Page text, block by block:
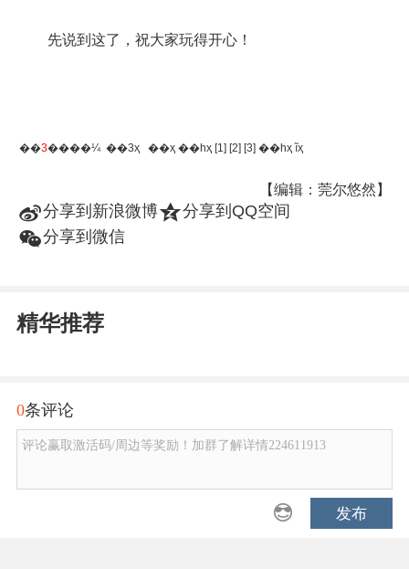
先说到这了，祝大家玩得开心！
��3����¼ ��3ҳ ��ҳ ��һҳ [1] [2] [3] ��һҳ ĩҳ
【编辑：莞尔悠然】
t分享到新浪微博z分享到QQ空间
w分享到微信
精华推荐
0条评论
评论赢取激活码/周边等奖励！加群了解详情224611913
发布